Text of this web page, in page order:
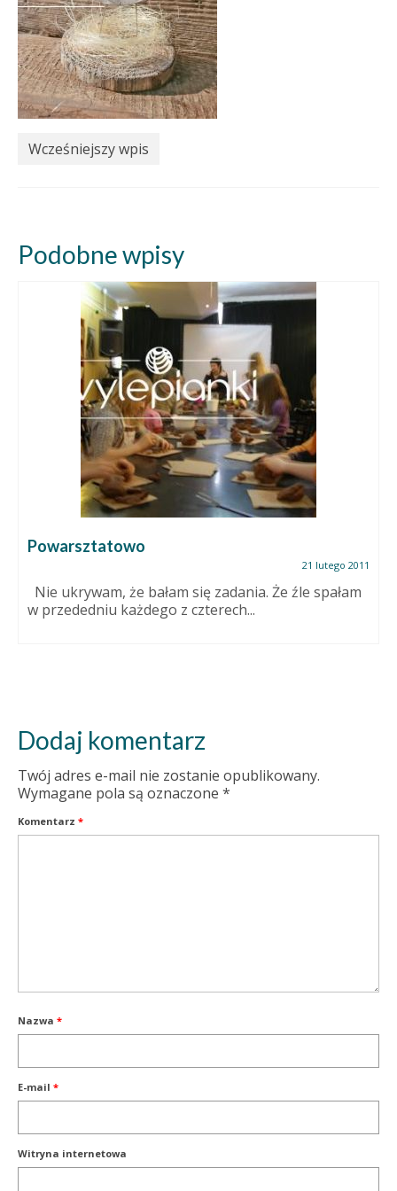
Wcześniejszy wpis
Podobne wpisy
Powarsztatowo
21 lutego 2011
Nie ukrywam, że bałam się zadania. Że źle spałam
w przededniu każdego z czterech...
Dodaj komentarz
Twój adres e-mail nie zostanie opublikowany.
Wymagane pola są oznaczone *
Komentarz *
Nazwa *
E-mail *
Witryna internetowa